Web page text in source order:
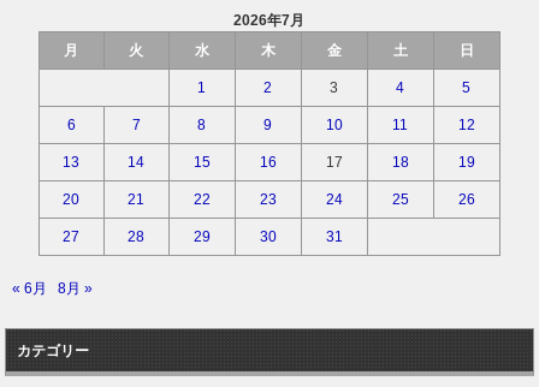
2026年7月
月
火 水 木 金 土 日
1 2 3 4 5
6 7 8 9 10 11 12
13 14 15 16 17 18 19
20 21 22 23 24 25 26
27 28 29 30 31
« 6月 8月 »
カテゴリー